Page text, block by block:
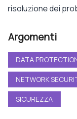
risoluzione dei
Argomenti
DATA
NETWORK
SICUREZZA